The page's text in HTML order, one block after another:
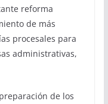
reforma
de más
procesales para
administrativas,
de los